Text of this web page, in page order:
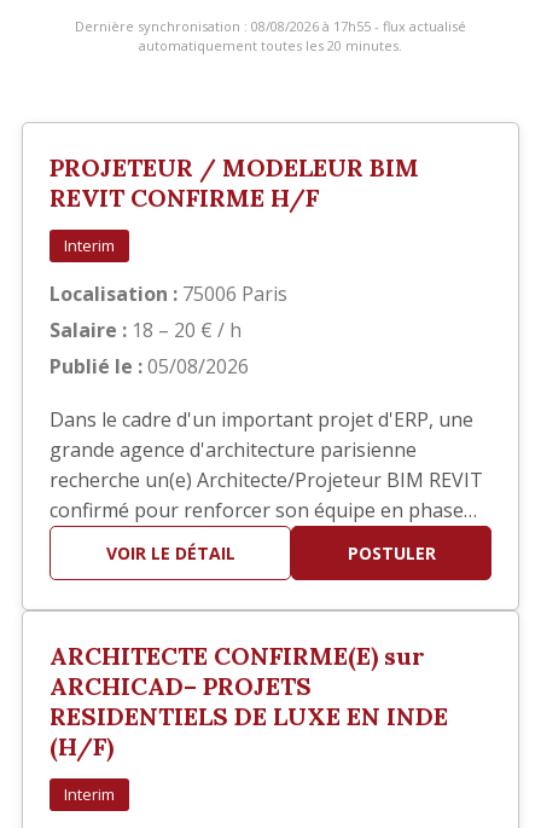
Dernière synchronisation : 08/08/2026 à 17h55 - flux actualisé
automatiquement toutes les 20 minutes.
PROJETEUR / MODELEUR BIM
REVIT CONFIRME H/F
Interim
Localisation : 75006 Paris
Salaire : 18 – 20 € / h
Publié le :05/08/2026
Dans le cadre d'un important projet d'ERP, une
grande agence d'architecture parisienne
recherche un(e) Architecte/Projeteur BIM REVIT
confirmé pour renforcer son équipe en phase
EXE. Vos missions Vous interviendrez
principalement sur la réalisation des documents
repérage. Production et mise…
VOIR LE DÉTAIL POSTULER
ARCHITECTE CONFIRME(E) sur
ARCHICAD– PROJETS
RESIDENTIELS DE LUXE EN INDE
(H/F)
Interim